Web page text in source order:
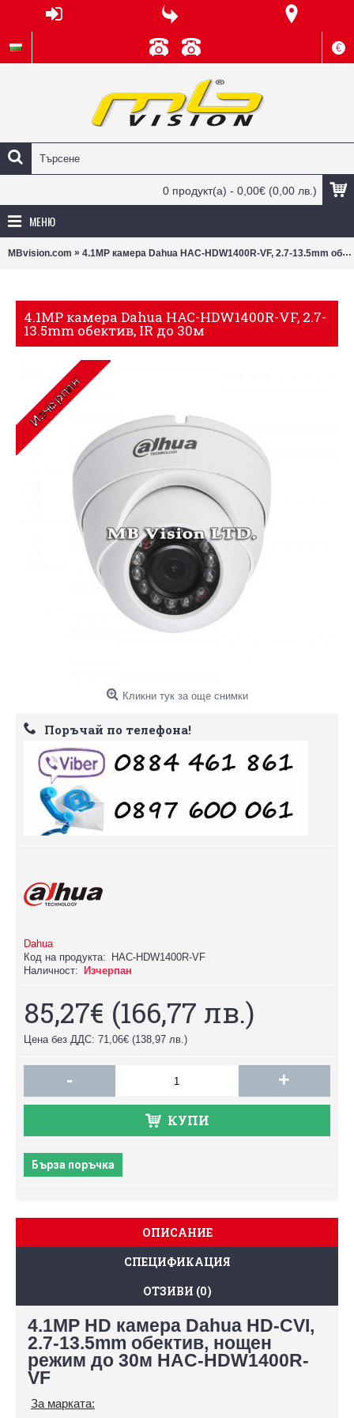
€
0 продукт(а) - 0,00€ (0,00 лв.)
МЕНЮ
MBvision.com » 4.1MP камера Dahua HAC-HDW1400R-VF, 2.7-13.5mm обектив, IR до 30м
4.1MP камера Dahua HAC-HDW1400R-VF, 2.7-
13.5mm обектив, IR до 30м
Кликни тук за още снимки
Поръчай по телефона!
Dahua
Код на продукта:
HAC-HDW1400R-VF
Наличност:
Изчерпан
85,27€ (166,77 лв.)
Цена без ДДС: 71,06€ (138,97 лв.)
- +
КУПИ
Бърза поръчка
ОПИСАНИЕ
СПЕЦИФИКАЦИЯ
ОТЗИВИ (0)
4.1MP HD камера Dahua HD-CVI,
2.7-13.5mm обектив, нощен
режим до 30м HAC-HDW1400R-
VF
За марката: